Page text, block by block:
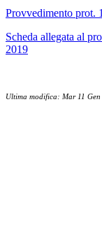
Provvedimento prot.
Scheda allegata al
2019
Ultima modifica: Mar 11